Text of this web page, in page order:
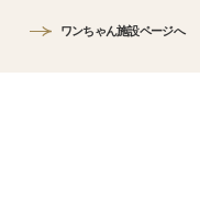
ワンちゃん施設ページへ